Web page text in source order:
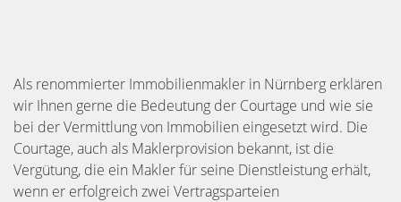
Als renommierter Immobilienmakler in Nürnberg erklären
wir Ihnen gerne die Bedeutung der Courtage und wie sie
bei der Vermittlung von Immobilien eingesetzt wird. Die
Courtage, auch als Maklerprovision bekannt, ist die
Vergütung, die ein Makler für seine Dienstleistung erhält,
wenn er erfolgreich zwei Vertragsparteien